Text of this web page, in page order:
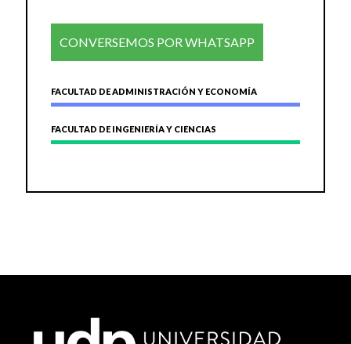
CONVERSEMOS POR WHATSAPP
FACULTAD DE ADMINISTRACIÓN Y ECONOMÍA
FACULTAD DE INGENIERÍA Y CIENCIAS